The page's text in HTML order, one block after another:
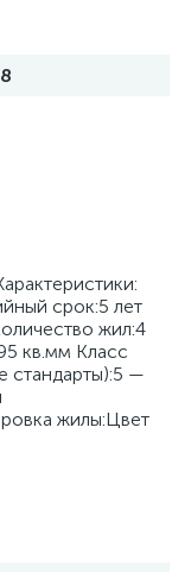
срок:5 лет
жил:4
кв.мм Класс
стандарты):5 —
жилы:Цвет